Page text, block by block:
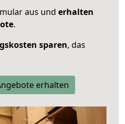
aus und erhalten
.
sparen, das
erhalten